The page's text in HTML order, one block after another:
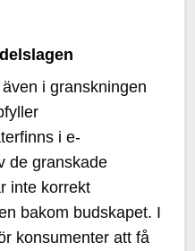
i granskningen
i e-
de granskade
inte korrekt
bakom budskapet. I
konsumenter att få